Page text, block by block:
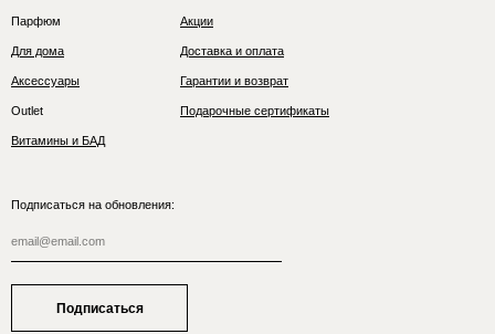
Парфюм
Для дома
Аксессуары
Outlet
Витамины и БАД
Акции
Доставка и оплата
Гарантии и возврат
Подарочные сертификаты
Подписаться на обновления:
Подписаться